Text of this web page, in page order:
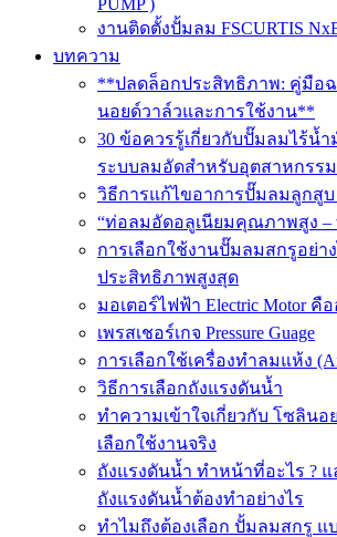
PUMP )
งานติดตั้งปั้มลม FSCURTIS
บทความ
**ปลดล็อกประสิทธิภาพ: คู่มือ
นอยด์วาล์วและการใช้งาน**
30 ข้อควรรู้เกี่ยวกับปั๊มลมไร้น้
ระบบลมอัดสำหรับอุตสาหกรร
วิธีการแก้ไขอาการปั๊มลมลูกสูบ
“ท่อลมอัดอลูเนียมคุณภาพสูง –
การเลือกใช้งานปั๊มลมสกรูอย่า
ประสิทธิภาพสูงสุด
มอเตอร์ไฟฟ้า Electric Motor คื
เพรสเชอร์เกจ Pressure Guage
การเลือกใช้เครื่องทำลมแห้ง
วิธีการเลือกถังแรงดันน้ำ
ทำความเข้าใจเกี่ยวกับ โซลินอ
เลือกใช้งานจริง
ถังแรงดันน้ำ ทำหน้าที่อะไร ? แ
ถังแรงดันน้ำต้องทำอย่างไร
ทำไมถึงต้องเลือก ปั้มลมสกรู แบ